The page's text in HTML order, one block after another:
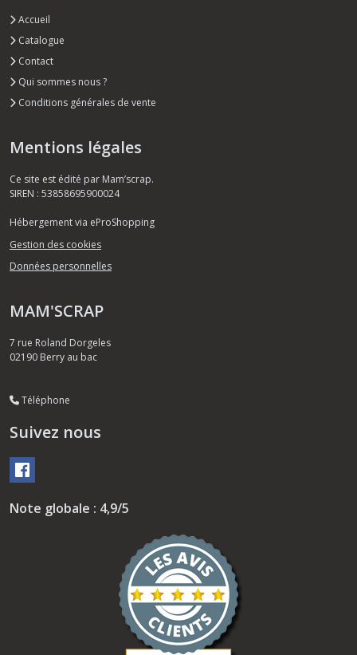
Accueil
Catalogue
Contact
Qui sommes nous ?
Conditions générales de vente
Mentions légales
Ce site est édité par Mam’scrap.
SIREN : 53858695900024
Hébergement via eProShopping
Gestion des cookies
Données personnelles
MAM'SCRAP
7 rue Roland Dorgeles
02190 Berry au bac
Téléphone
Suivez nous
Note globale : 4,9/5